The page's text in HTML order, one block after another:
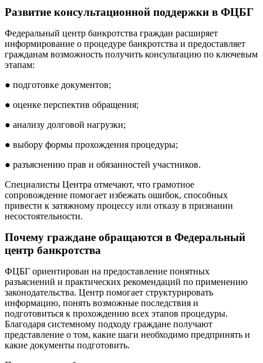
Развитие консультационной поддержки в ФЦБГ
Федеральный центр банкротства граждан расширяет
информирование о процедуре банкротства и предоставляет
гражданам возможность получить консультацию по ключевым
этапам:
● подготовке документов;
● оценке перспектив обращения;
● анализу долговой нагрузки;
● выбору формы прохождения процедуры;
● разъяснению прав и обязанностей участников.
Специалисты Центра отмечают, что грамотное
сопровождение помогает избежать ошибок, способных
привести к затяжному процессу или отказу в признании
несостоятельности.
Почему граждане обращаются в Федеральный
центр банкротства
ФЦБГ ориентирован на предоставление понятных
разъяснений и практических рекомендаций по применению
законодательства. Центр помогает структурировать
информацию, понять возможные последствия и
подготовиться к прохождению всех этапов процедуры.
Благодаря системному подходу граждане получают
представление о том, какие шаги необходимо предпринять и
какие документы подготовить.